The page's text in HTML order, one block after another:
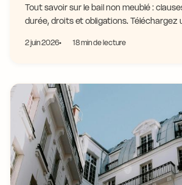
Tout savoir sur le bail non meublé :
durée, droits et obligations. Téléchargez
2 juin 2026 18 min de lecture